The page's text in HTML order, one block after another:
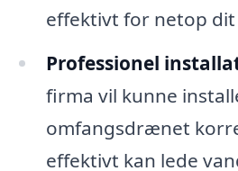
effektivt for netop dit
Professionel
firma vil kunne
omfangsdrænet
effektivt kan lede